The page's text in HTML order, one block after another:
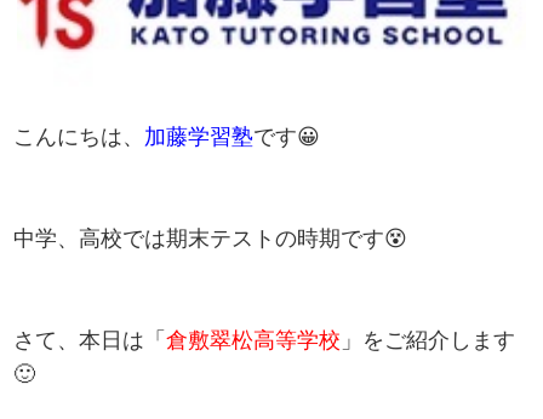
こんにちは、 加藤学習塾です😀
中学、高校では期末テストの時期です😵
さて、本日は「倉敷翠松高等学校 」をご紹介します
🙂